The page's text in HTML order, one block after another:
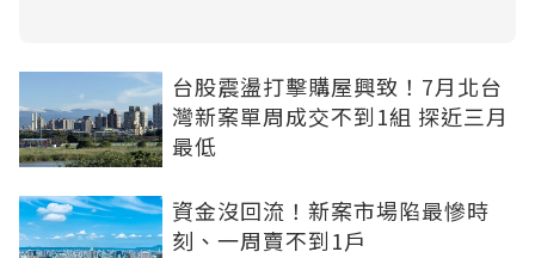
台股震盪打擊購屋興致！7月北台
灣新案單周成交不到1組 探近三月
最低
資金沒回流！新案市場陷最慘時
刻、一周賣不到1戶